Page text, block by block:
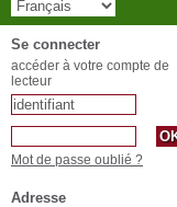
Se connecter
accéder à votre compte de
lecteur
Mot de passe oublié ?
Adresse